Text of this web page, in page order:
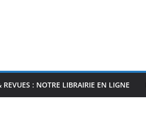
REVUES : NOTRE LIBRAIRIE EN LIGNE